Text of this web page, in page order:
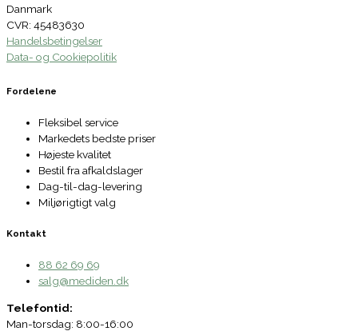
Danmark
CVR: 45483630
Handelsbetingelser
Data- og Cookiepolitik
Fordelene
Fleksibel service
Markedets bedste priser
Højeste kvalitet
Bestil fra afkaldslager
Dag-til-dag-levering
Miljørigtigt valg
Kontakt
88 62 69 69
salg@mediden.dk
Telefontid:
Man-torsdag: 8:00-16:00